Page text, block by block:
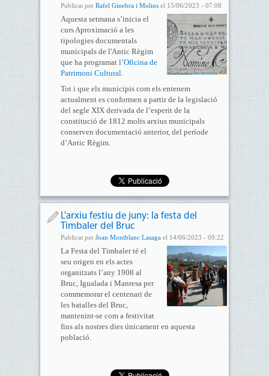
Publicat per Rafel Ginebra i Molinsel 15/06/2023 - 07:08
Aquesta setmana s’inicia el
curs Aproximació a les
tipologies documentals
municipals de l'Antic Règim
que ha programat l’Oficina de
Patrimoni Cultural.
Tot i que els municipis com els entenem
actualment es conformen a partir de la legislació
del segle XIX derivada de l’esperit de la
constitució de 1812 molts arxius municipals
conserven documentació anterior, del període
d’Antic Règim.
L'arxiu festiu de juny: la festa del
Timbaler del Bruc
Publicat per Joan Montblanc Lasagael 14/06/2023 - 09:22
La Festa del Timbaler té el
seu origen en els actes
organitzats l’any 1908 al
Bruc, Igualada i Manresa per
commemorar el centenari de
les batalles del Bruc,
mantenint-se com a festivitat
fins als nostres dies únicament en aquesta
població.